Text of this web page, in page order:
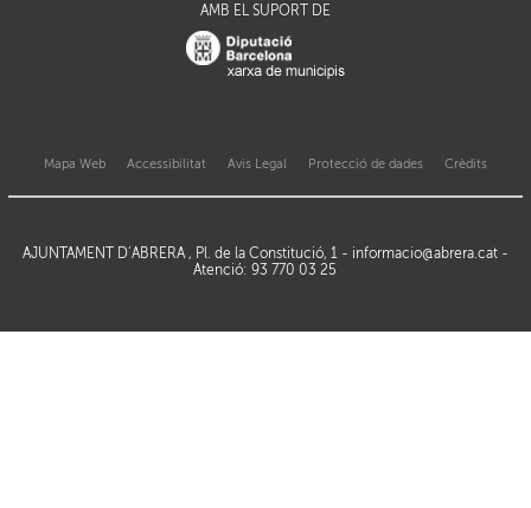
AMB EL SUPORT DE
Mapa Web Accessibilitat Avis Legal Protecció de dades Crèdits
AJUNTAMENT D’ABRERA , Pl. de la Constitució, 1 - informacio@abrera.cat-
Atenció: 93 770 03 25